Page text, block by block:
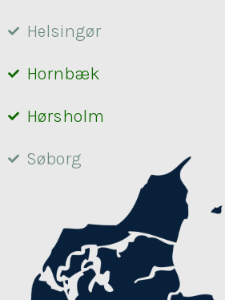
Helsingør
Hornbæk
Hørsholm
Søborg